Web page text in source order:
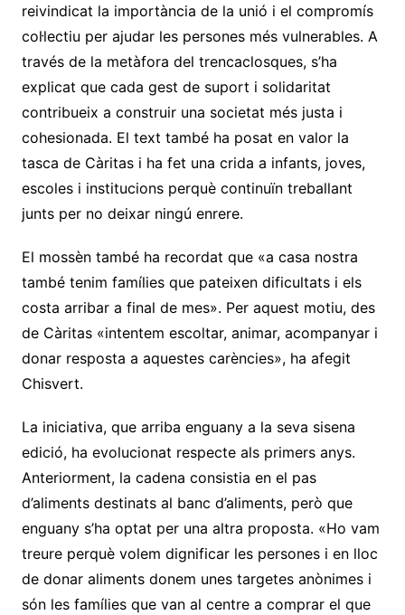
reivindicat la importància de la unió i el compromís
col·lectiu per ajudar les persones més vulnerables. A
través de la metàfora del trencaclosques, s’ha
explicat que cada gest de suport i solidaritat
contribueix a construir una societat més justa i
cohesionada. El text també ha posat en valor la
tasca de Càritas i ha fet una crida a infants, joves,
escoles i institucions perquè continuïn treballant
junts per no deixar ningú enrere.
El mossèn també ha recordat que «a casa nostra
també tenim famílies que pateixen dificultats i els
costa arribar a final de mes». Per aquest motiu, des
de Càritas «intentem escoltar, animar, acompanyar i
donar resposta a aquestes carències», ha afegit
Chisvert.
La iniciativa, que arriba enguany a la seva sisena
edició, ha evolucionat respecte als primers anys.
Anteriorment, la cadena consistia en el pas
d’aliments destinats al banc d’aliments, però que
enguany s’ha optat per una altra proposta. «Ho vam
treure perquè volem dignificar les persones i en lloc
de donar aliments donem unes targetes anònimes i
són les famílies que van al centre a comprar el que